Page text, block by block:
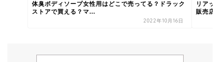
体臭ボディソープ女性用はどこで売ってる？ドラック
ストアで買える？マ...
2022年10月16日
リアッ
販売店